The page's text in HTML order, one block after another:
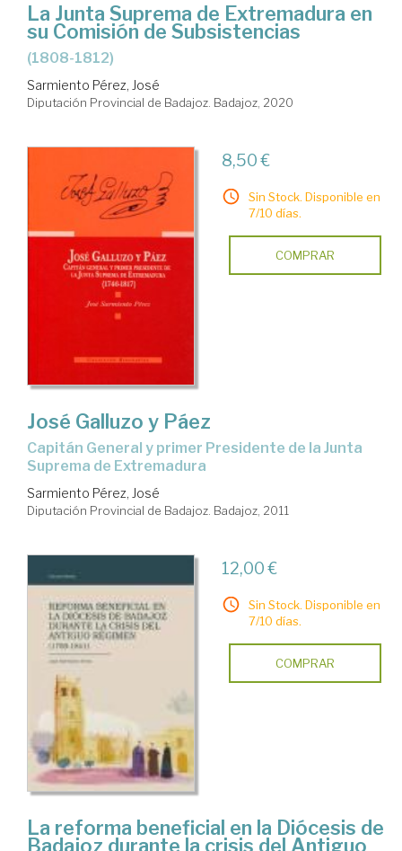
La Junta Suprema de Extremadura en
su Comisión de Subsistencias
(1808-1812)
Sarmiento Pérez, José
Diputación Provincial de Badajoz. Badajoz, 2020
8,50 €
Sin Stock. Disponible en
7/10 días.
COMPRAR
José Galluzo y Páez
Capitán General y primer Presidente de la Junta
Suprema de Extremadura
Sarmiento Pérez, José
Diputación Provincial de Badajoz. Badajoz, 2011
12,00 €
Sin Stock. Disponible en
7/10 días.
COMPRAR
La reforma beneficial en la Diócesis de
Badajoz durante la crisis del Antiguo